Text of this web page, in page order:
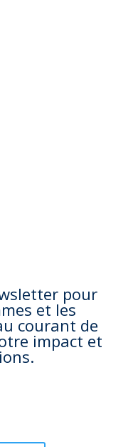
pour
et les
courant de
impact et